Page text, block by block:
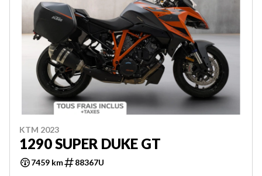
KTM 2023
1290 SUPER DUKE GT
7459 km 88367U